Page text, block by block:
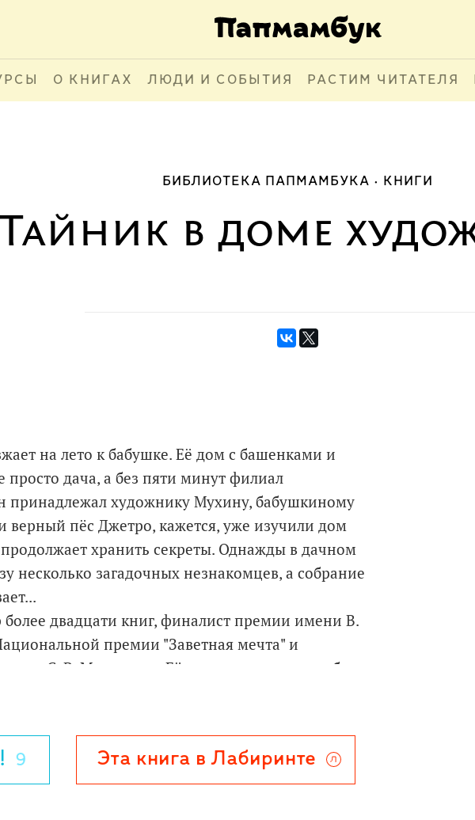
О КНИГАХ ЛЮДИ И СОБЫТИЯ РАСТИМ ЧИТАТЕЛЯ
БИБЛИОТЕКА ПАПМАМБУКА КНИГИ
Тайник в доме
на лето к бабушке. Её дом с башенками и
просто дача, а без пяти минут филиал
принадлежал художнику Мухину, бабушкиному
верный пёс Джетро, кажется, уже изучили дом
хранить секреты. Однажды в дачном
несколько загадочных незнакомцев, а собрание
двадцати книг, финалист премии имени В.
премии "Заветная мечта" и
С. В. Михалкова. Её повести давно полюбили
Писательнице хватает всего нескольких
чувства, желание жить здесь и сейчас,
миру во всём его многообразии - вот что
она пишет.
9 Эта книга в Лабиринте